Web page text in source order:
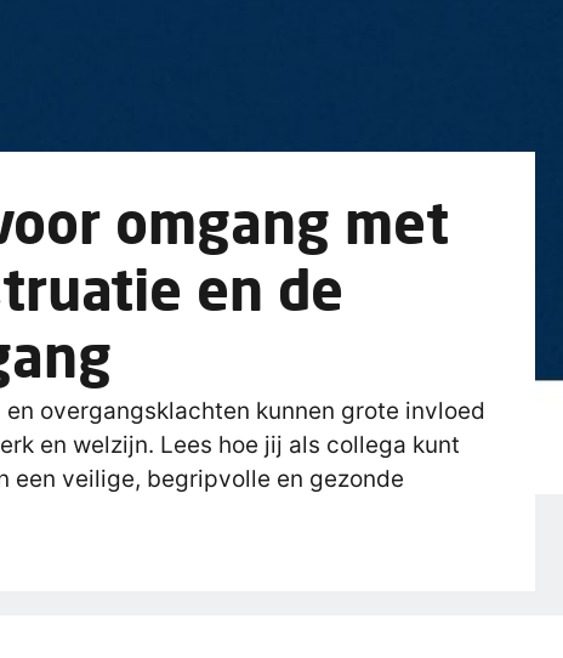
omgang met
en de
overgangsklachten kunnen grote invloed
en welzijn. Lees hoe jij als collega kunt
een veilige, begripvolle en gezonde